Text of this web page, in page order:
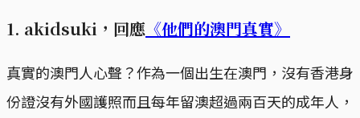
1. akidsuki，回應 《他們的澳門真實》
真實的澳門人心聲？作為一個出生在澳門，沒有香港身
份證沒有外國護照而且每年留澳超過兩百天的成年人，